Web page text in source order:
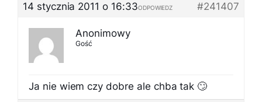
14 stycznia 2011 o 16:33
#241407
ODPOWIEDZ
Anonimowy
Gość
Ja nie wiem czy dobre ale chba tak 🙄